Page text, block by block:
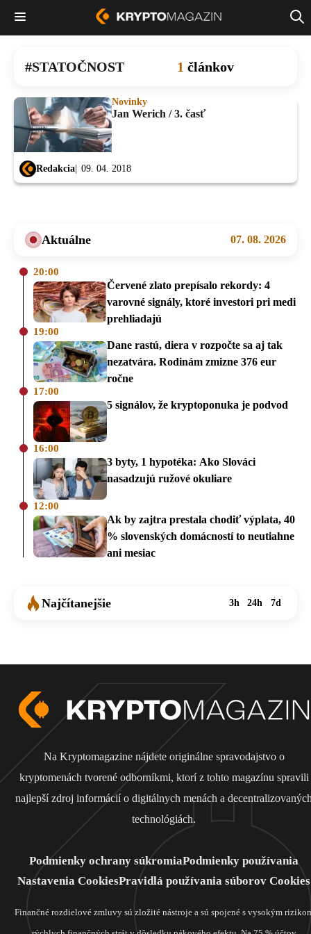
STATOČNOST 1 článkov
Novinky
Jan Werich / 3. časť
Redakcia 09. 04. 2018
Aktuálne 07. 08. 2026
20:00
Červené zlato prepísalo rekordy: 4
varovné signály, ktoré investori pri medi
prehliadajú
19:00
Dane rastú, diera v rozpočte sa aj tak
nezatvára. Rodinám zmizne 376 eur
ročne
17:00
5 signálov, že kryptoponuka je podvod
16:00
3 byty, 1 hypotéka: Ako Slováci
nasadzujú ružové okuliare
12:00
Ak by zajtra prestala chodiť výplata, 40
% slovenských domácností to neutiahne
ani mesiac
Najčítanejšie 3h 24h 7d
Na Kryptomagazine nájdete originálne spravodajstvo o
kryptomenách tvorené odborníkmi, ktorí z tohto magazínu spravili
najlepší zdroj informácií o digitálnych menách a
technológiách.
Podmienky ochrany súkromiaPodmienky používania
Nastavenia CookiesPravidlá používania súborov Cookies
Finančné rozdielové zmluvy sú zložité nástroje a sú spojené s vysokým